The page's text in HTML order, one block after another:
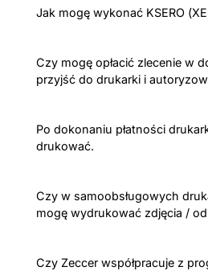
Jak mogę wykonać KSERO
Czy mogę opłacić zlecenie w
przyjść do drukarki i
Po dokonaniu płatności
drukować.
Czy w samoobsługowych
mogę wydrukować zdjęcia /
Czy Zeccer współpracuje z